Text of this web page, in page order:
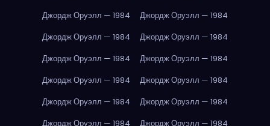
Джордж Оруэлл — 1984
Джордж Оруэлл — 1984
Джордж Оруэлл — 1984
Джордж Оруэлл — 1984
Джордж Оруэлл — 1984
Джордж Оруэлл — 1984
Джордж Оруэлл — 1984
Джордж Оруэлл — 1984
Джордж Оруэлл — 1984
Джордж Оруэлл — 1984
Джордж Оруэлл — 1984
Джордж Оруэлл — 1984